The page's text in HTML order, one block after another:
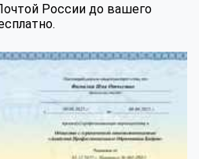
России до вашего